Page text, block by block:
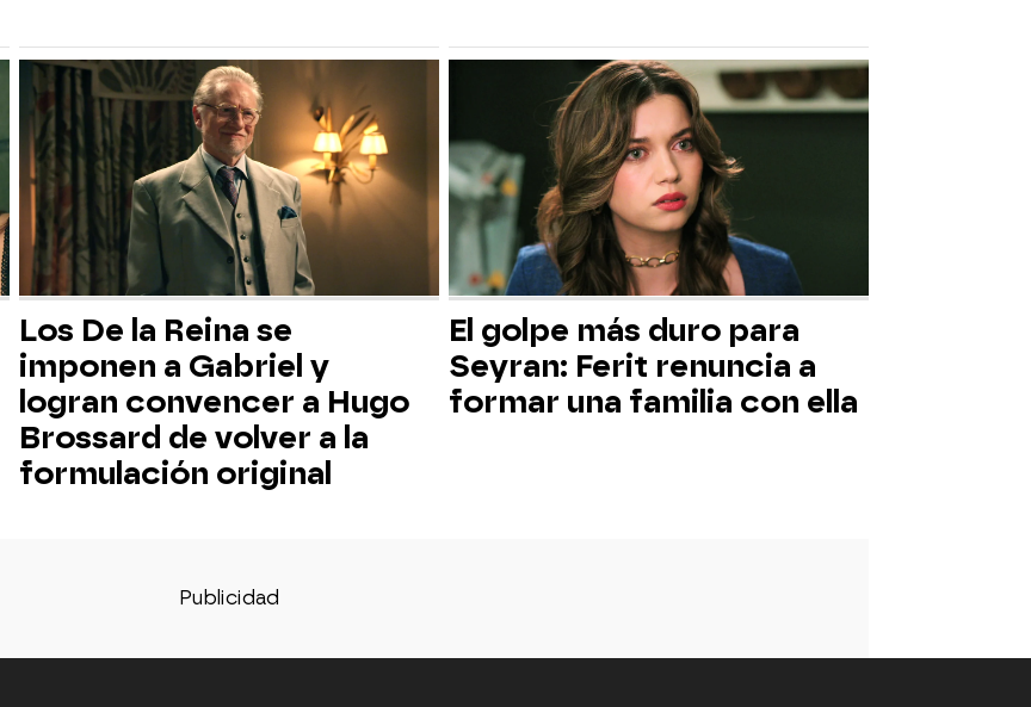
Los De la Reina se
imponen a Gabriel y
logran convencer a Hugo
Brossard de volver a la
formulación original
El golpe más duro para
Seyran: Ferit renuncia a
formar una familia con ella